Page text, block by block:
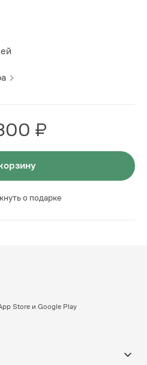
₽
о подарке
Store и Google Play